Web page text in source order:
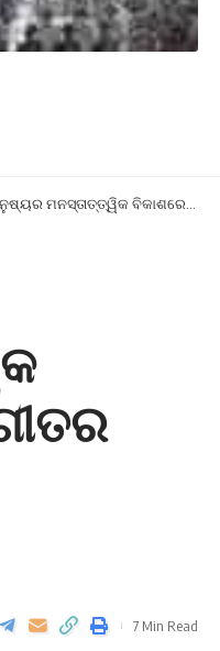
ମନସ୍ତାତ୍ତ୍ୱିକ ବିକାଶରେ ସଂଗୀତର ପ୍ରଭାବ
7 Min Read